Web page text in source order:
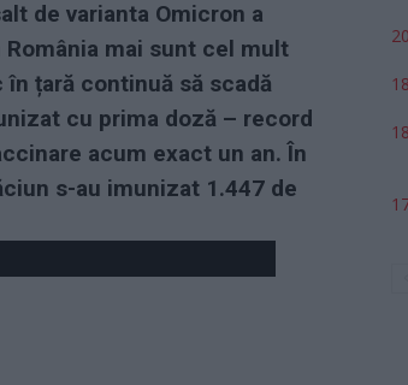
de varianta Omicron a
mai sunt cel mult
țară continuă să scadă
cu prima doză – record
acum exact un an. În
s-au imunizat 1.447 de